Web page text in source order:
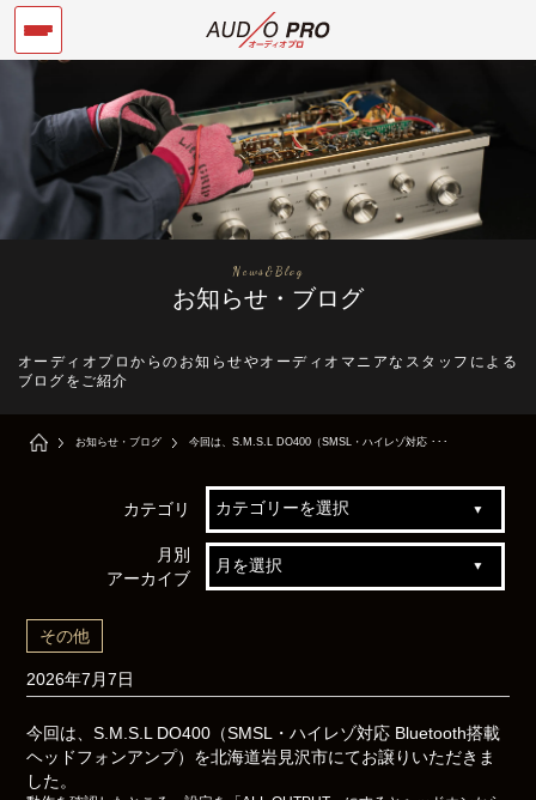
News&Blog
お知らせ・ブログ
オーディオプロからのお知らせやオーディオマニアなスタッフによる
ブログをご紹介
お知らせ・ブログ 今回は、S.M.S.L DO400（SMSL・ハイレゾ対応 ･･･
カテゴリ
月別
アーカイブ
その他
2026年7月7日
今回は、S.M.S.L DO400（SMSL・ハイレゾ対応 Bluetooth搭載
ヘッドフォンアンプ）を北海道岩見沢市にてお譲りいただきま
した。